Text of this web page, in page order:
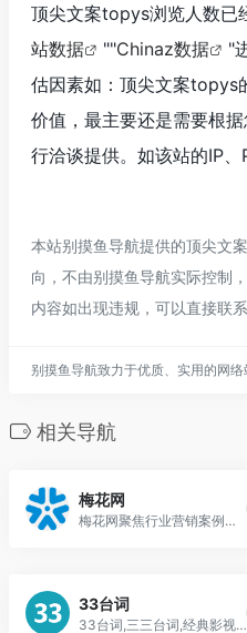
顶尖文案topys浏览人数已
站数据
""Chinaz数据
"
估因素如：顶尖文案topys
价值，最主要还是需要根
行洽谈提供。如该站的IP、
本站别摸鱼导航提供的顶尖文
向，不由别摸鱼导航实际控制
内容如出现违规，可以直接联
别摸鱼导航致力于优质、实用的网络
相关导航
梅花网
梅花网聚焦行业营销案例，致力于成为国内收录数量和信息价值俱佳的营销作品宝库
33台词
33台词,三三台词,经典影视台词素材网站,截图,拼图,拼接